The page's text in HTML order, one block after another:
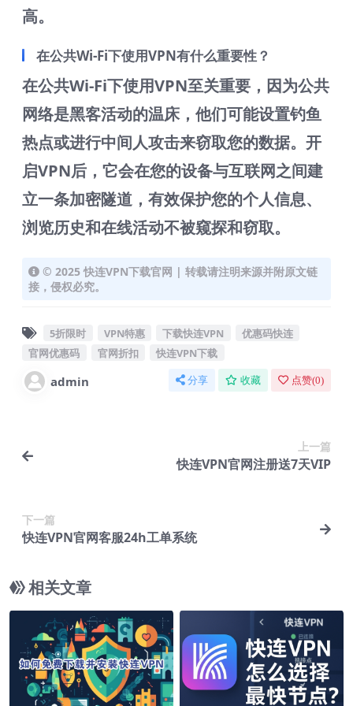
高。
在公共Wi-Fi下使用VPN有什么重要性？
在公共Wi-Fi下使用VPN至关重要，因为公共
网络是黑客活动的温床，他们可能设置钓鱼
热点或进行中间人攻击来窃取您的数据。开
启VPN后，它会在您的设备与互联网之间建
立一条加密隧道，有效保护您的个人信息、
浏览历史和在线活动不被窥探和窃取。
© 2025 快连VPN下载官网 | 转载请注明来源并附原文链
接，侵权必究。
5折限时 VPN特惠 下载快连VPN
优惠码快连
官网优惠码
官网折扣 快连VPN下载
admin 分享 收藏 点赞(0)
上一篇
快连VPN官网注册送7天VIP
下一篇
快连VPN官网客服24h工单系统
相关文章